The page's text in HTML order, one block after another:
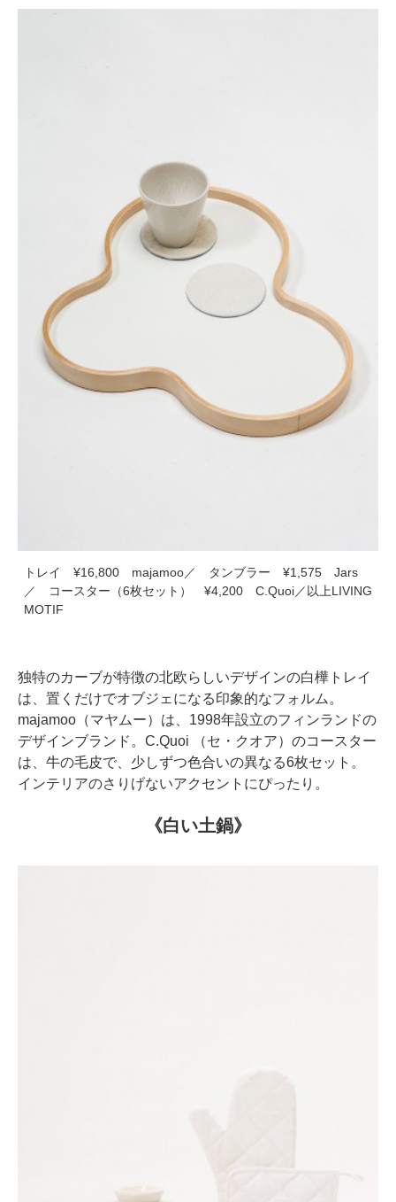
トレイ ¥16,800 majamoo／ タンブラー ¥1,575 Jars
／ コースター（6枚セット） ¥4,200 C.Quoi／以上LIVING
MOTIF
独特のカーブが特徴の北欧らしいデザインの白樺トレイ
は、置くだけでオブジェになる印象的なフォルム。
majamoo（マヤムー）は、1998年設立のフィンランドの
デザインブランド。C.Quoi （セ・クオア）のコースター
は、牛の毛皮で、少しずつ色合いの異なる6枚セット。
インテリアのさりげないアクセントにぴったり。
《白い土鍋》